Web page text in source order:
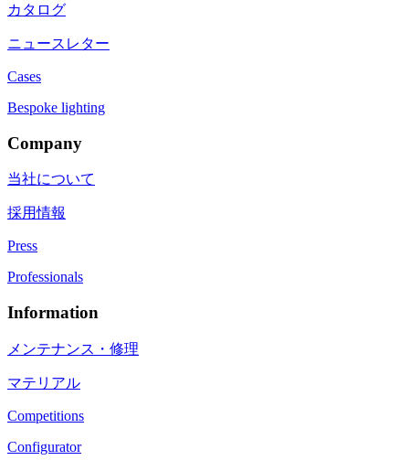
カタログ
ニュースレター
Cases
Bespoke lighting
Company
当社について
採用情報
Press
Professionals
Information
メンテナンス・修理
マテリアル
Competitions
Configurator